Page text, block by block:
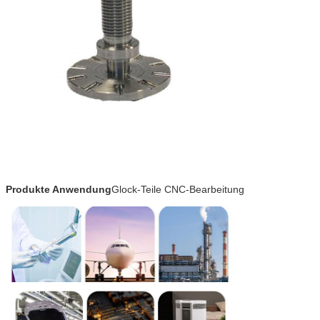
CNC-Bearbeitungsteile
Medizinische Luft- und Raumfahrt
Komponenten Elektronik
Herstellungsprozess
Rohstoffüberprüfung→Bestätigung der
Produkte AnwendungGlock-Teile CNC-Bearbeitung